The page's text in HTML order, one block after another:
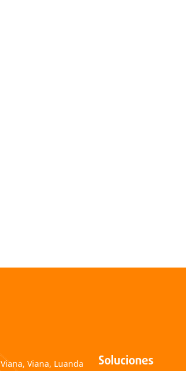
Viana, Luanda
Soluciones